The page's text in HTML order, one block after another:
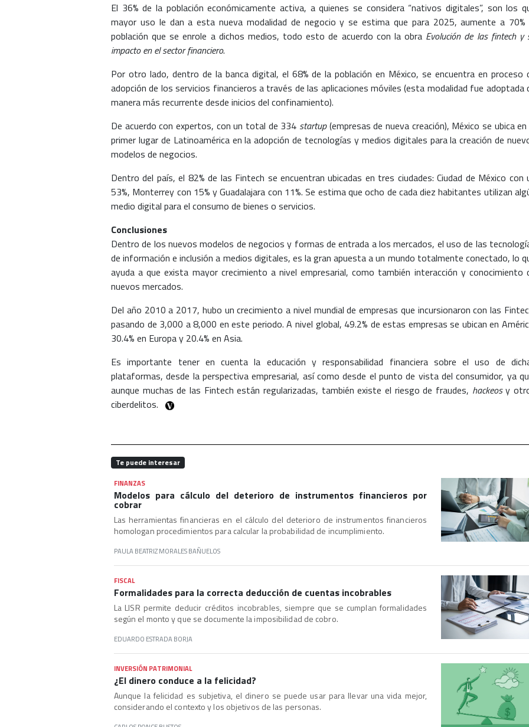
El 36% de la población económicamente activa, a quienes se considera “nativos digitales”, son los
mayor uso le dan a esta nueva modalidad de negocio y se estima que para 2025, aumente a 70%
población que se enrole a dichos medios, todo esto de acuerdo con la obra Evolución de las fintech y
impacto en el sector financiero.
Por otro lado, dentro de la banca digital, el 68% de la población en México, se encuentra en proceso
adopción de los servicios financieros a través de las aplicaciones móviles (esta modalidad fue adoptada
manera más recurrente desde inicios del confinamiento).
De acuerdo con expertos, con un total de 334 startup(empresas de nueva creación), México se ubica en
primer lugar de Latinoamérica en la adopción de tecnologías y medios digitales para la creación de
modelos de negocios.
Dentro del país, el 82% de las Fintech se encuentran ubicadas en tres ciudades: Ciudad de México con
53%, Monterrey con 15% y Guadalajara con 11%. Se estima que ocho de cada diez habitantes utilizan
medio digital para el consumo de bienes o servicios.
Conclusiones
Dentro de los nuevos modelos de negocios y formas de entrada a los mercados, el uso de las
de información e inclusión a medios digitales, es la gran apuesta a un mundo totalmente conectado, lo
ayuda a que exista mayor crecimiento a nivel empresarial, como también interacción y conocimiento
nuevos mercados.
Del año 2010 a 2017, hubo un crecimiento a nivel mundial de empresas que incursionaron con las
pasando de 3,000 a 8,000 en este periodo. A nivel global, 49.2% de estas empresas se ubican en
30.4% en Europa y 20.4% en Asia.
Es importante tener en cuenta la educación y responsabilidad financiera sobre el uso de
plataformas, desde la perspectiva empresarial, así como desde el punto de vista del consumidor, ya
aunque muchas de las Fintech están regularizadas, también existe el riesgo de fraudes, hackeosy
ciberdelitos.
Te puede interesar
FINANZAS
Modelos para cálculo del deterioro de instrumentos financieros por
cobrar
Las herramientas financieras en el cálculo del deterioro de instrumentos financieros
homologan procedimientos para calcular la probabilidad de incumplimiento.
PAULA BEATRIZ MORALES BAÑUELOS
FISCAL
Formalidades para la correcta deducción de cuentas incobrables
La LISR permite deducir créditos incobrables, siempre que se cumplan formalidades
según el monto y que se documente la imposibilidad de cobro.
EDUARDO ESTRADA BORJA
INVERSIÓN PATRIMONIAL
¿El dinero conduce a la felicidad?
Aunque la felicidad es subjetiva, el dinero se puede usar para llevar una vida mejor,
considerando el contexto y los objetivos de las personas.